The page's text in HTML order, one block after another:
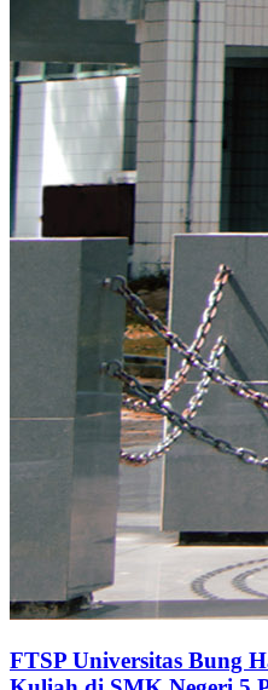
FTSP Universitas Bung